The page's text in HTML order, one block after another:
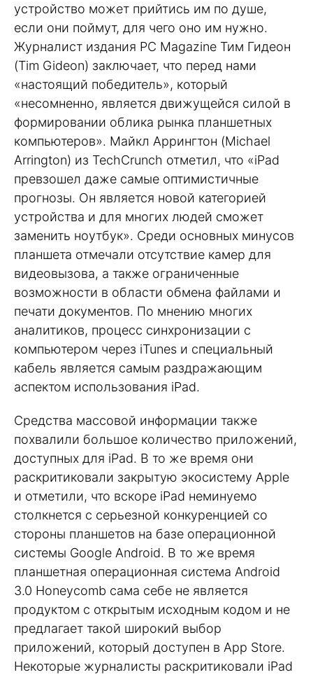
устройство может прийтись им по душе,
если они поймут, для чего оно им нужно.
Журналист издания PC Magazine Тим Гидеон
(Tim Gideon) заключает, что перед нами
«настоящий победитель», который
«несомненно, является движущейся силой в
формировании облика рынка планшетных
компьютеров». Майкл Аррингтон (Michael
Arrington) из TechCrunch отметил, что «iPad
превзошел даже самые оптимистичные
прогнозы. Он является новой категорией
устройства и для многих людей сможет
заменить ноутбук». Среди основных минусов
планшета отмечали отсутствие камер для
видеовызова, а также ограниченные
возможности в области обмена файлами и
печати документов. По мнению многих
аналитиков, процесс синхронизации с
компьютером через iTunes и специальный
кабель является самым раздражающим
аспектом использования iPad.
Средства массовой информации также
похвалили большое количество приложений,
доступных для iPad. В то же время они
раскритиковали закрытую экосистему Apple
и отметили, что вскоре iPad неминуемо
столкнется с серьезной конкуренцией со
стороны планшетов на базе операционной
системы Google Android. В то же время
планшетная операционная система Android
3.0 Honeycomb сама себе не является
продуктом с открытым исходным кодом и не
предлагает такой широкий выбор
приложений, который доступен в App Store.
Некоторые журналисты раскритиковали iPad